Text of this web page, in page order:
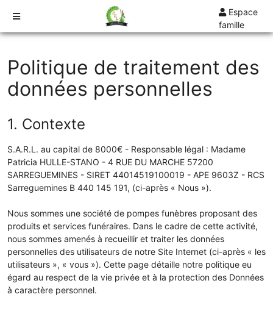
Espace
famille
DEVIS
DÉMARCHES
TRANSPORT
ORGANISATION / PRÉPARATION
URGENCE / ASSISTANCE
AGENCES
Politique de traitement des
données personnelles
1. Contexte
S.A.R.L. au capital de 8000€ - Responsable légal : Madame
Patricia HULLE-STANO - 4 RUE DU MARCHE 57200
SARREGUEMINES - SIRET 44014519100019 - APE 9603Z - RCS
Sarreguemines B 440 145 191, (ci-après « Nous »).
Nous sommes une société de pompes funèbres proposant des
produits et services funéraires. Dans le cadre de cette activité,
nous sommes amenés à recueillir et traiter les données
personnelles des utilisateurs de notre Site Internet (ci-après « les
utilisateurs », « vous »). Cette page détaille notre politique eu
égard au respect de la vie privée et à la protection des Données
à caractère personnel.